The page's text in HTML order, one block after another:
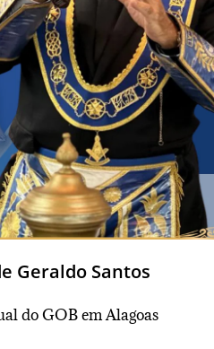
Geraldo Santos
do GOB em Alagoas